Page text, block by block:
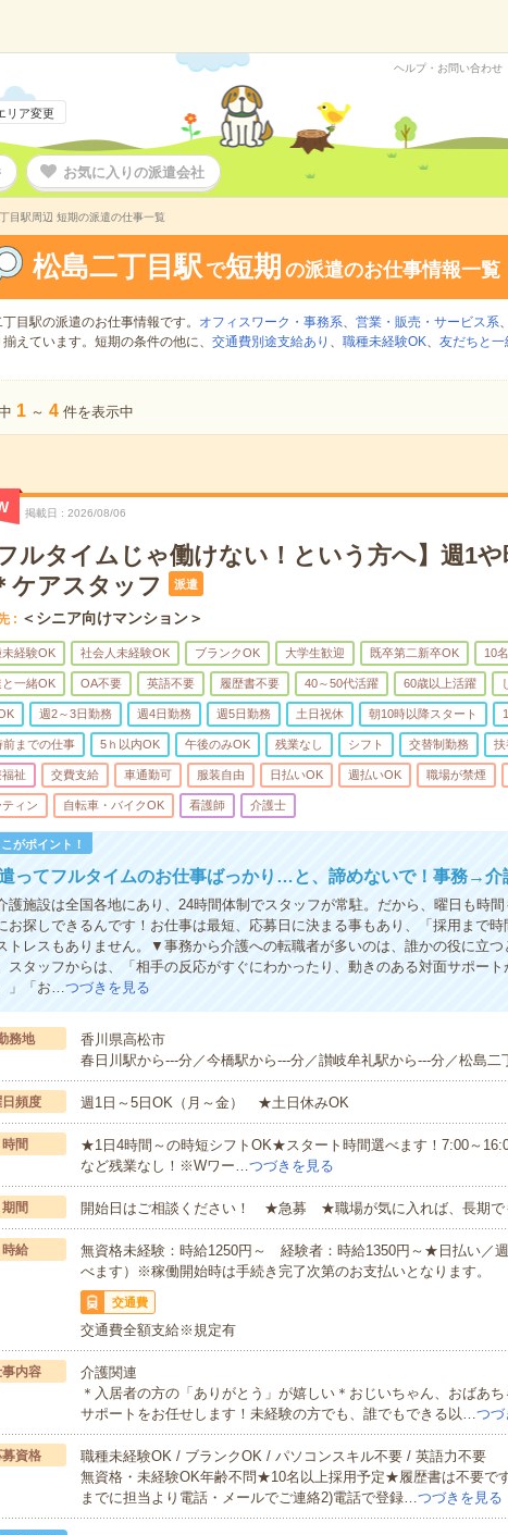
リア変更
ヘルプ・お問い合わせ
お気に入りの派遣会社
目駅周辺 短期の派遣の仕事一覧
松島二丁目駅 で短期 の派遣のお仕事情報一覧
目駅の派遣のお仕事情報です。 オフィスワーク・事務系、 営業・販売・サービス系、
えています。短期の条件の他に、 交通費別途支給あり 、 職種未経験OK、 友だちと一
1 ～ 4 件を表示中
掲載日 2026/08/06
フルタイムじゃ働けない！という方へ】週1
ケアスタッフ
派遣
＜シニア向けマンション＞
経験OK 社会人未経験OK ブランクOK 大学生歓迎 既卒第二新卒OK 10
一緒OK OA不要 英語不要 履歴書不要 40～50代活躍 60歳以上活躍
週2～3日勤務 週4日勤務 週5日勤務 土日祝休 朝10時以降スタート
前までの仕事 5ｈ以内OK 午後のみOK 残業なし シフト 交替制勤務 扶
福祉 交費支給 車通勤可 服装自由 日払いOK 週払いOK 職場が禁煙
ティン 自転車・バイクOK 看護師 介護士
がポイント！
ってフルタイムのお仕事ばっかり…と、諦めないで！事務→介
護施設は全国各地にあり、24時間体制でスタッフが常駐。だから、曜日も時
お探しできるんです！お仕事は最短、応募日に決まる事もあり、「採用まで
トレスもありません。▼事務から介護への転職者が多いのは、誰かの役に立
スタッフからは、「相手の反応がすぐにわかったり、動きのある対面サポー
」「お…つづきを見る
務地
香川県高松市
春日川駅から---分／今橋駅から---分／讃岐牟礼駅から---分／松島二
日頻度 週1日～5日OK（月～金） ★土日休みOK
時間
★1日4時間～の時短シフトOK★スタート時間選べます！7:00～
など残業なし！※Wワー…つづきを見る
期間 開始日はご相談ください！ ★急募 ★職場が気に入れば、長期で
時給
無資格未経験：時給1250円～ 経験者：時給1350円～★日払い／
べます）※稼働開始時は手続き完了次第のお支払いとなります。
交通費
交通費全額支給※規定有
事内容
介護関連
＊入居者の方の「ありがとう」が嬉しい＊おじいちゃん、おばあ
サポートをお任せします！未経験の方でも、誰でもできる以…つづ
募資格
職種未経験OK / ブランクOK / パソコンスキル不要 / 英語力不要
無資格・未経験OK年齢不問★10名以上採用予定★履歴書は不要で
までに担当より電話・メールでご連絡2)電話で登録…つづきを見る